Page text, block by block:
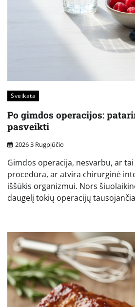
Sveikata
Po gimdos operacijos:
pasveikti
2026 3 Rugpjūčio
Gimdos operacija, nesvarbu, ar
procedūra, ar atvira chirurginė
iššūkis organizmui. Nors
daugelį tokių operacijų